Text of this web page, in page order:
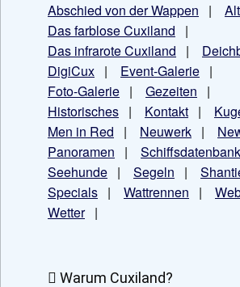
Abschied von der Wappen |
Das farblose Cuxiland |
Das infrarote Cuxiland |
DigiCux | Event-Galerie |
Foto-Galerie | Gezeiten |
Historisches | Kontakt |
Men in Red | Neuwerk |
Panoramen | Schiffsdatenbank
Seehunde | Segeln |
Specials | Wattrennen |
Wetter|
Warum Cuxiland?